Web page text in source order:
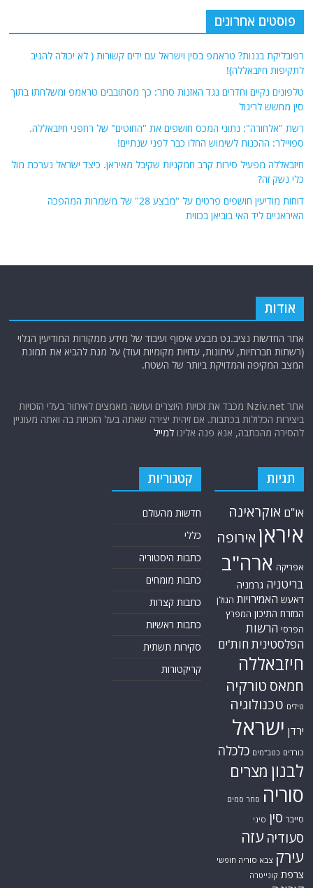
פוסטים אחרונים
רפובליקת בננות? טראמפ בסין וישראל עם ידים קשורות ( לא יכולה להגיב
לתקיפות חיזבאללה)!
טלפונים נקיים וחדרים נגד האזנות סתר: כך מסתובבים טראמפ ומשלחתו בתוך
סין מחשש לריגול
רשת "אלחורה": נתוני המכס חושפים את "החוטים" של רחפני חיזבאללה.
ספויילר: ההכנות לשימוש החלו כבר לפני שנתיים!
חיזבאללה מפעיל סירות קרב חמקניות שקיבל מאיראן. כיצד ישראל נערכת מול
כלי נשק זה?
דוחות מודיעין חושפים פרטים על "מבצע 28" של משמרות המהפכה
האיראניים ליד האי בוביאן בכווית
אודות
אתר החדשות נציב.נט מבצע איסוף ועיבוד של מידע ממקורות המודיעין הגלוי
(רשתות חברתיות, עיתונות, עדויות מקומיות ועוד) על מנת להביא את תמונת
המצב המקיפה והמדויקת ביותר של השטח.
אתר Nziv.net מכבד את זכויות היוצרים ועושה מאמצים לאיתור בעלי הזכויות
ביצירות הכלולות בכתבות. אם זיהית יצירה שאתה בעל הזכויות בה ואתה מעוניין
להסירה מהכתבה, אנא פנה אלינולמייל
תגיות
או"ם אוקראינה
איראן אירופה
אפריקה ארה"ב
בריטניה גרמניה
דאעש האמירויות הגולן
המזרח התיכון המפרץ
הפרסי הרשות
הפלסטיניתחות'ים
חיזבאללה
חמאס טורקיה
טילים טכנולוגיה
ירדן ישראל
כורדים כטב"מים כלכלה
לבנון מצרים
סוריה סחר סמים
סייבר סין סיני
סעודיה עזה
עירק צבא סוריה חופשי
צרפת קונייטרה
קטגוריות
חדשות מהעולם
כללי
כתבות היסטוריה
כתבות מומחים
כתבות קצרות
כתבות ראשיות
סקירות תשתית
קריקטורות